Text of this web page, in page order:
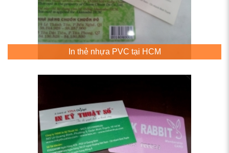
In thẻ nhựa PVC tại HCM